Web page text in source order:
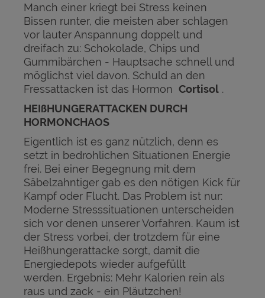
Manch einer kriegt bei Stress keinen
Bissen runter, die meisten aber schlagen
vor lauter Anspannung doppelt und
dreifach zu: Schokolade, Chips und
Gummibärchen - Hauptsache schnell und
möglichst viel davon. Schuld an den
Fressattacken ist das Hormon Cortisol .
HEIßHUNGERATTACKEN DURCH
HORMONCHAOS
Eigentlich ist es ganz nützlich, denn es
setzt in bedrohlichen Situationen Energie
frei. Bei einer Begegnung mit dem
Säbelzahntiger gab es den nötigen Kick für
Kampf oder Flucht. Das Problem ist nur:
Moderne Stresssituationen unterscheiden
sich vor denen unserer Vorfahren. Kaum ist
der Stress vorbei, der trotzdem für eine
Heißhungerattacke sorgt, damit die
Energiedepots wieder aufgefüllt
werden. Ergebnis: Mehr Kalorien rein als
raus und zack - ein Pläutzchen!